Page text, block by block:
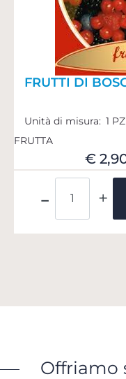
FRUTTI DI
Unità di misura: 1 PZ
FRUTTA
€
Offriamo